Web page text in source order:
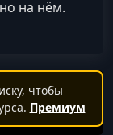
на нём.
чтобы
Премиум